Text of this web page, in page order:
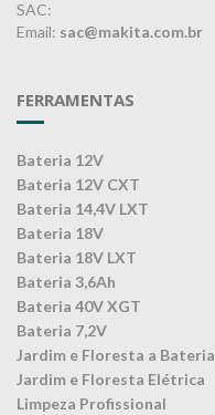
SAC:
Email: sac@makita.com.br
FERRAMENTAS
Bateria 12V
Bateria 12V CXT
Bateria 14,4V LXT
Bateria 18V
Bateria 18V LXT
Bateria 3,6Ah
Bateria 40V XGT
Bateria 7,2V
Jardim e Floresta a Bateria
Jardim e Floresta Elétrica
Limpeza Profissional